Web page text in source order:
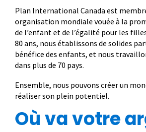
Plan International Canada est
organisation mondiale vouée à la
de l’enfant et de l’égalité pour les
80 ans, nous établissons de solides
bénéfice des enfants, et nous
dans plus de 70 pays.
Ensemble, nous pouvons créer un
réaliser son plein potentiel.
Où va votre